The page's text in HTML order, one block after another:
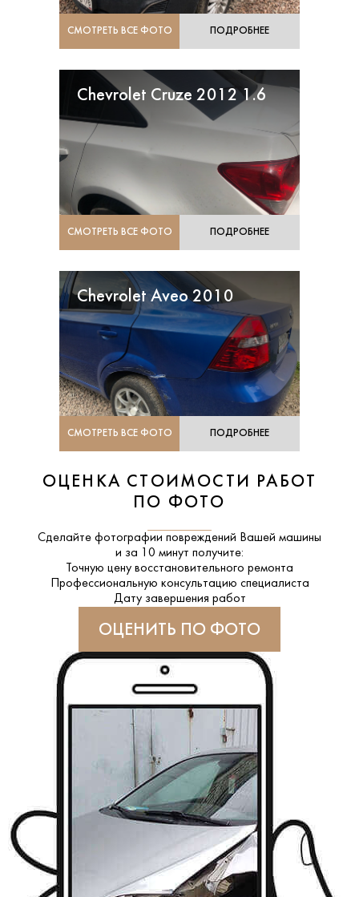
СМОТРЕТЬ ВСЕ ФОТО ПОДРОБНЕЕ
Chevrolet Cruze 2012 1.6
СМОТРЕТЬ ВСЕ ФОТО ПОДРОБНЕЕ
Chevrolet Aveo 2010
СМОТРЕТЬ ВСЕ ФОТО ПОДРОБНЕЕ
ОЦЕНКА СТОИМОСТИ РАБОТ
ПО ФОТО
Сделайте фотографии повреждений Вашей машины
и за 10 минут получите:
Точную цену восстановительного ремонта
Профессиональную консультацию специалиста
Дату завершения работ
ОЦЕНИТЬ ПО ФОТО